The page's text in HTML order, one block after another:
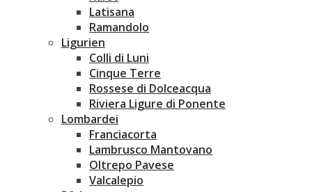
Latisana
Ramandolo
Ligurien
Colli di Luni
Cinque Terre
Rossese di Dolceacqua
Riviera Ligure di Ponente
Lombardei
Franciacorta
Lambrusco Mantovano
Oltrepo Pavese
Valcalepio